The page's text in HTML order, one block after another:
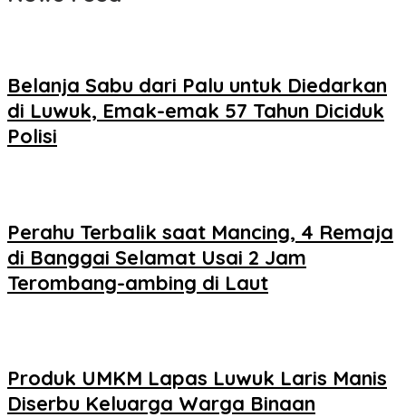
Belanja Sabu dari Palu untuk Diedarkan
di Luwuk, Emak-emak 57 Tahun Diciduk
Polisi
Perahu Terbalik saat Mancing, 4 Remaja
di Banggai Selamat Usai 2 Jam
Terombang-ambing di Laut
Produk UMKM Lapas Luwuk Laris Manis
Diserbu Keluarga Warga Binaan